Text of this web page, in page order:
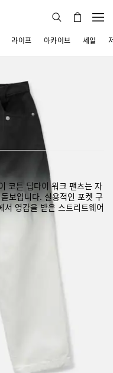
라이프 아카이브 세일
코튼 딥다이 워크 팬츠는 자
보입니다. 실용적인 포켓 구
서 영감을 받은 스트리트웨어